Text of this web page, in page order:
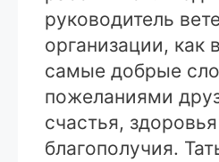
руководитель
организации, как
самые добрые
пожеланиями
счастья,
благополучия.